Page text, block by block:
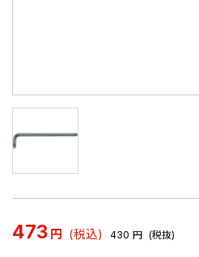
473 円 (税込) 430 円 (税抜)